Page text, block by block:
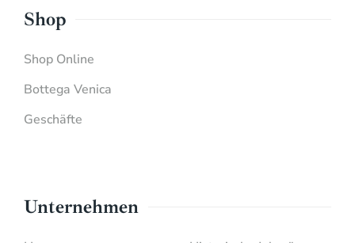
Shop
Shop Online
Bottega Venica
Geschäfte
Unternehmen